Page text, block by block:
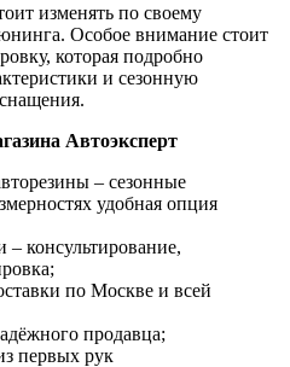
изменять по своему
Особое внимание стоит
которая подробно
и сезонную
Автоэксперт
– сезонные
удобная опция
– консультирование,
по Москве и всей
продавца;
первых рук